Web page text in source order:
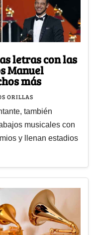
letras con las
Manuel
más
ORILLAS
también
musicales con
y llenan estadios